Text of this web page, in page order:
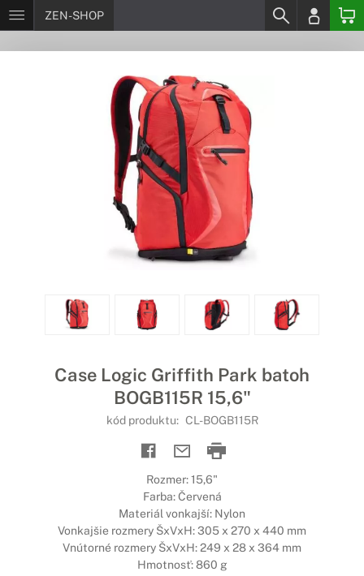
ZEN-SHOP
Case Logic Griffith Park batoh
BOGB115R 15,6"
kód produktu: CL-BOGB115R
Rozmer: 15,6"
Farba: Červená
Materiál vonkajší: Nylon
Vonkajšie rozmery ŠxVxH: 305 x 270 x 440 mm
Vnútorné rozmery ŠxVxH: 249 x 28 x 364 mm
Hmotnosť: 860 g